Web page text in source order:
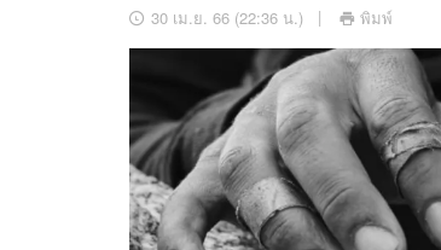
อัปเดตจีน
เช็กข่าวชัวร์
ดาวน์โหลดสนุกแอปฟรี
30 เม.ย. 66 (22:36 น.) พิมพ์